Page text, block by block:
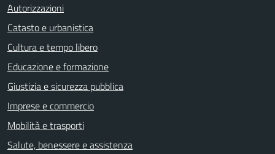
Autorizzazioni
Catasto e urbanistica
Cultura e tempo libero
Educazione e formazione
Giustizia e sicurezza pubblica
Imprese e commercio
Mobilità e trasporti
Salute, benessere e assistenza